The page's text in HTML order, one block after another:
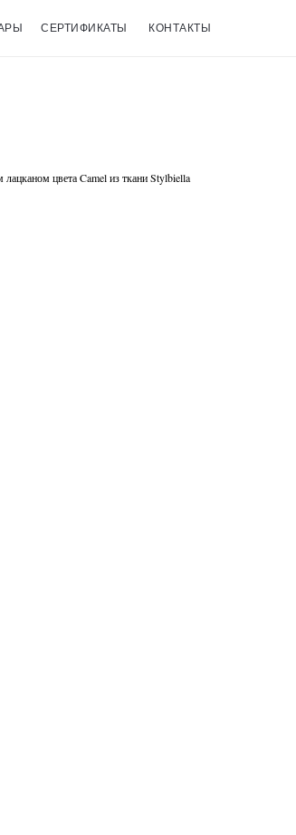
СЕРТИФИКАТЫ КОНТАКТЫ
цвета Camel из ткани Stylbiella